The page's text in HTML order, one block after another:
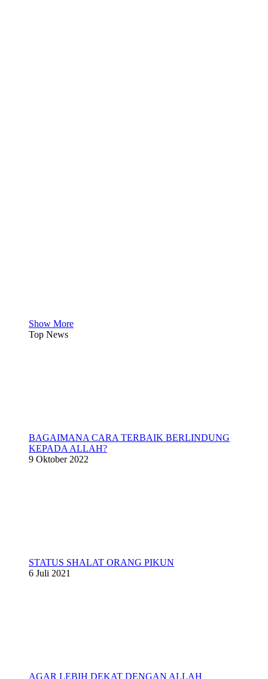
Show More
Top News
BAGAIMANA CARA TERBAIK BERLINDUNG
KEPADA ALLAH?
9 Oktober 2022
STATUS SHALAT ORANG PIKUN
6 Juli 2021
AGAR LEBIH DEKAT DENGAN ALLAH